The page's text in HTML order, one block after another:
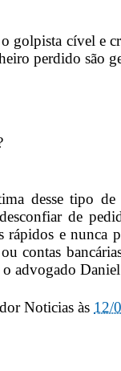
golpista cível e
perdido são
desse tipo
de
rápidos e nunca
contas
advogado
Noticias às 12/